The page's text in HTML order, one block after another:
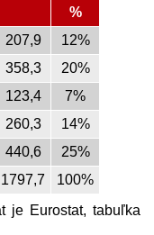
%
207,9
12%
358,3
20%
123,4
7%
260,3
14%
440,6
25%
1797,7
100%
je Eurostat, tabuľka